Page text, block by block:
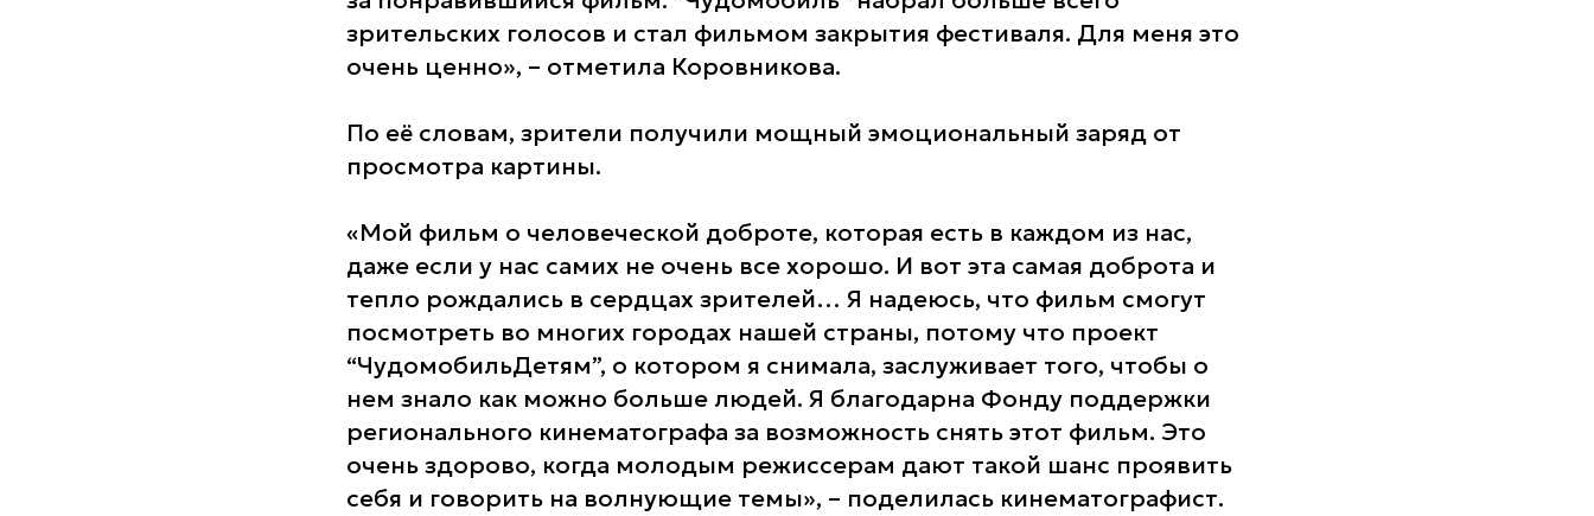
зрительских голосов и стал фильмом закрытия фестиваля. Для меня это
очень ценно», – отметила Коровникова.
По её словам, зрители получили мощный эмоциональный заряд от
просмотра картины.
«Мой фильм о человеческой доброте, которая есть в каждом из нас,
даже если у нас самих не очень все хорошо. И вот эта самая доброта и
тепло рождались в сердцах зрителей… Я надеюсь, что фильм смогут
посмотреть во многих городах нашей страны, потому что проект
“ЧудомобильДетям”, о котором я снимала, заслуживает того, чтобы о
нем знало как можно больше людей. Я благодарна Фонду поддержки
регионального кинематографа за возможность снять этот фильм. Это
очень здорово, когда молодым режиссерам дают такой шанс проявить
себя и говорить на волнующие темы», – поделилась кинематографист.